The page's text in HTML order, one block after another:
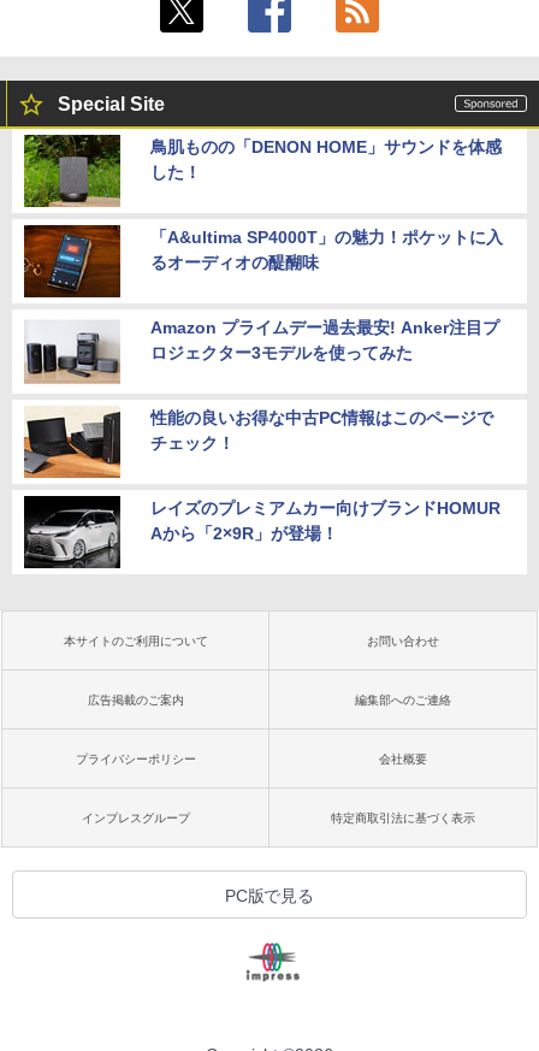
Special Site
鳥肌ものの「DENON HOME」サウンドを体感
した！
「A&ultima SP4000T」の魅力！ポケットに入
るオーディオの醍醐味
Amazon プライムデー過去最安! Anker注目プ
ロジェクター3モデルを使ってみた
性能の良いお得な中古PC情報はこのページで
チェック！
レイズのプレミアムカー向けブランドHOMUR
Aから「2×9R」が登場！
本サイトのご利用について お問い合わせ
広告掲載のご案内 編集部へのご連絡
プライバシーポリシー 会社概要
インプレスグループ 特定商取引法に基づく表示
PC版で見る